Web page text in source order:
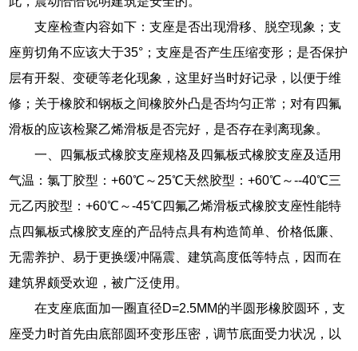
支座检查内容如下：支座是否出现滑移、脱空现象；支
座剪切角不应该大于35°；支座是否产生压缩变形；是否保护
层有开裂、变硬等老化现象，这里好当时好记录，以便于维
修；关于橡胶和钢板之间橡胶外凸是否均匀正常；对有四氟
滑板的应该检聚乙烯滑板是否完好，是否存在剥离现象。
一、四氟板式橡胶支座规格及四氟板式橡胶支座及适用
气温：氯丁胶型：+60℃～25℃天然胶型：+60℃～--40℃三
元乙丙胶型：+60℃～-45℃四氟乙烯滑板式橡胶支座性能特
点四氟板式橡胶支座的产品特点具有构造简单、价格低廉、
无需养护、易于更换缓冲隔震、建筑高度低等特点，因而在
建筑界颇受欢迎，被广泛使用。
在支座底面加一圈直径D=2.5MM的半圆形橡胶圆环，支
座受力时首先由底部圆环变形压密，调节底面受力状况，以